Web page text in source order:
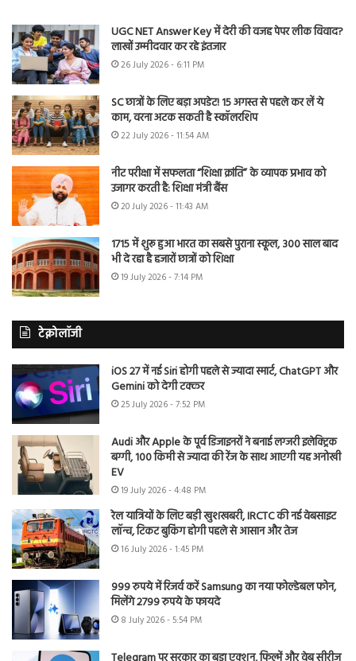
UGC NET Answer Key में देरी की वजह पेपर लीक विवाद?
लाखों उम्मीदवार कर रहे इंतजार
26 July 2026 - 6:11 PM
SC छात्रों के लिए बड़ा अपडेट! 15 अगस्त से पहले कर लें ये
काम, वरना अटक सकती है स्कॉलरशिप
22 July 2026 - 11:54 AM
नीट परीक्षा में सफलता “शिक्षा क्रांति” के व्यापक प्रभाव को
उजागर करती है: शिक्षा मंत्री बैंस
20 July 2026 - 11:43 AM
1715 में शुरू हुआ भारत का सबसे पुराना स्कूल, 300 साल बाद
भी दे रहा है हजारों छात्रों को शिक्षा
19 July 2026 - 7:14 PM
टेक्नोलॉजी
iOS 27 में नई Siri होगी पहले से ज्यादा स्मार्ट, ChatGPT और
Gemini को देगी टक्कर
25 July 2026 - 7:52 PM
Audi और Apple के पूर्व डिजाइनरों ने बनाई लग्जरी इलेक्ट्रिक
बग्गी, 100 किमी से ज्यादा की रेंज के साथ आएगी यह अनोखी
EV
19 July 2026 - 4:48 PM
रेल यात्रियों के लिए बड़ी खुशखबरी, IRCTC की नई वेबसाइट
लॉन्च, टिकट बुकिंग होगी पहले से आसान और तेज
16 July 2026 - 1:45 PM
999 रुपये में रिजर्व करें Samsung का नया फोल्डेबल फोन,
मिलेंगे 2799 रुपये के फायदे
8 July 2026 - 5:54 PM